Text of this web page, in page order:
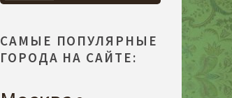
САМЫЕ ПОПУЛЯРНЫЕ
ГОРОДА НА САЙТЕ: